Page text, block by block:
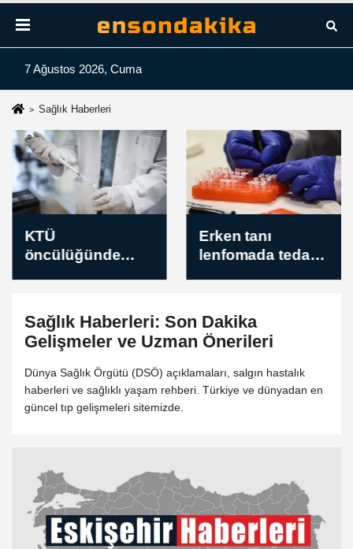
7 Ağustos 2026, Cuma
Sağlık Haberleri
KTÜ
öncülüğünde
bileşikler
geliştirildi
Erken tanı
lenfomada tedavi
Sağlık Haberleri: Son Dakika
Gelişmeler ve Uzman Önerileri
Dünya Sağlık Örgütü (DSÖ) açıklamaları, salgın hastalık
haberleri ve sağlıklı yaşam rehberi. Türkiye ve dünyadan en
güncel tıp gelişmeleri sitemizde.